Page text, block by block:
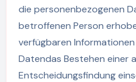
die personenbezogenen
betroffenen Person
verfügbaren
Datendas Bestehen einer
Entscheidungsfindung